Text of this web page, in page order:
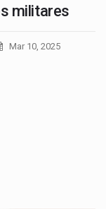
militares
Mar 10, 2025